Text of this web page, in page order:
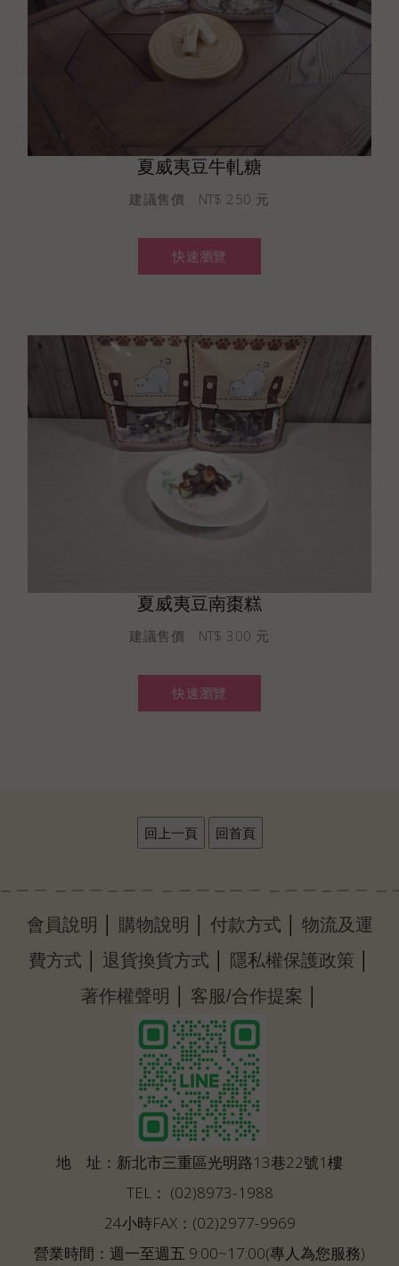
夏威夷豆牛軋糖
建議售價 NT$ 250 元
快速瀏覽
夏威夷豆南棗糕
建議售價 NT$ 300 元
快速瀏覽
會員說明 購物說明 付款方式
物流及運
費方式
退貨換貨方式 隱私權保護政策
著作權聲明 客服/合作提案
地 址：新北市三重區光明路13巷22號1樓
TEL： (02)8973-1988
24小時FAX：(02)2977-9969
營業時間：週一至週五 9:00~17:00(專人為您服務)